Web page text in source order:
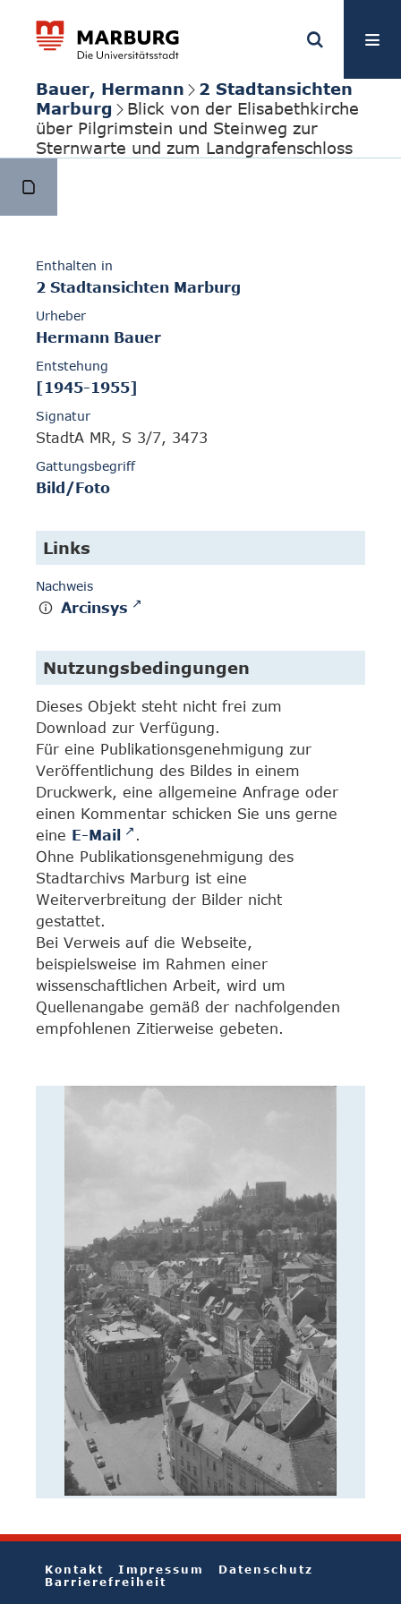
Bauer, Hermann
2 Stadtansichten
Marburg
Blick von der Elisabethkirche
über Pilgrimstein und Steinweg zur
Sternwarte und zum Landgrafenschloss
Enthalten in
2 Stadtansichten Marburg
Urheber
Hermann Bauer
Entstehung
[1945-1955]
Signatur
StadtA MR, S 3/7, 3473
Gattungsbegriff
Bild/Foto
Links
Nachweis
Arcinsys
Nutzungsbedingungen
Dieses Objekt steht nicht frei zum
Download zur Verfügung.
Für eine Publikationsgenehmigung zur
Veröffentlichung des Bildes in einem
Druckwerk, eine allgemeine Anfrage oder
einen Kommentar schicken Sie uns gerne
eine E-Mail
.
Ohne Publikationsgenehmigung des
Stadtarchivs Marburg ist eine
Weiterverbreitung der Bilder nicht
gestattet.
Bei Verweis auf die Webseite,
beispielsweise im Rahmen einer
wissenschaftlichen Arbeit, wird um
Quellenangabe gemäß der nachfolgenden
empfohlenen Zitierweise gebeten.
Kontakt Impressum
Datenschutz
Barrierefreiheit